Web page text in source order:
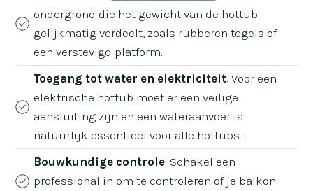
ondergrond die het gewicht van de hottub
gelijkmatig verdeelt, zoals rubberen tegels of
een verstevigd platform.
Toegang tot water en elektriciteit: Voor een
elektrische hottub moet er een veilige
aansluiting zijn en een wateraanvoer is
natuurlijk essentieel voor alle hottubs.
Bouwkundige controle: Schakel een
professional in om te controleren of je balkon